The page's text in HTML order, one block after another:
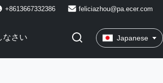
+8613667332386 feliciazhou@pa.ecer.com
なさい Japanese